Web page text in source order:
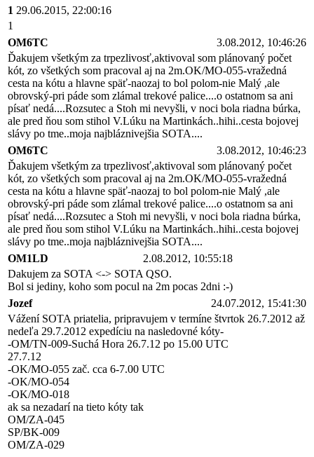
1 29.06.2015, 22:00:16
1
OM6TC
3.08.2012, 10:46:26
Ďakujem všetkým za trpezlivosť,aktivoval som plánovaný počet
kót, zo všetkých som pracoval aj na 2m.OK/MO-055-vražedná
cesta na kótu a hlavne späť-naozaj to bol polom-nie Malý ,ale
obrovský-pri páde som zlámal trekové palice....o ostatnom sa ani
písať nedá....Rozsutec a Stoh mi nevyšli, v noci bola riadna búrka,
ale pred ňou som stihol V.Lúku na Martinkách..hihi..cesta bojovej
slávy po tme..moja najbláznivejšia SOTA....
OM6TC
3.08.2012, 10:46:23
Ďakujem všetkým za trpezlivosť,aktivoval som plánovaný počet
kót, zo všetkých som pracoval aj na 2m.OK/MO-055-vražedná
cesta na kótu a hlavne späť-naozaj to bol polom-nie Malý ,ale
obrovský-pri páde som zlámal trekové palice....o ostatnom sa ani
písať nedá....Rozsutec a Stoh mi nevyšli, v noci bola riadna búrka,
ale pred ňou som stihol V.Lúku na Martinkách..hihi..cesta bojovej
slávy po tme..moja najbláznivejšia SOTA....
OM1LD
2.08.2012, 10:55:18
Dakujem za SOTA <-> SOTA QSO.
Bol si jediny, koho som pocul na 2m pocas 2dni :-)
Jozef
24.07.2012, 15:41:30
Vážení SOTA priatelia, pripravujem v termíne štvrtok 26.7.2012 až
nedeľa 29.7.2012 expedíciu na nasledovné kóty-
-OM/TN-009-Suchá Hora 26.7.12 po 15.00 UTC
27.7.12
-OK/MO-055 zač. cca 6-7.00 UTC
-OK/MO-054
-OK/MO-018
ak sa nezadarí na tieto kóty tak
OM/ZA-045
SP/BK-009
OM/ZA-029